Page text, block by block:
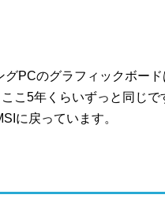
PCのグラフィックボー
こ5年くらいずっと同じ
に戻っています。